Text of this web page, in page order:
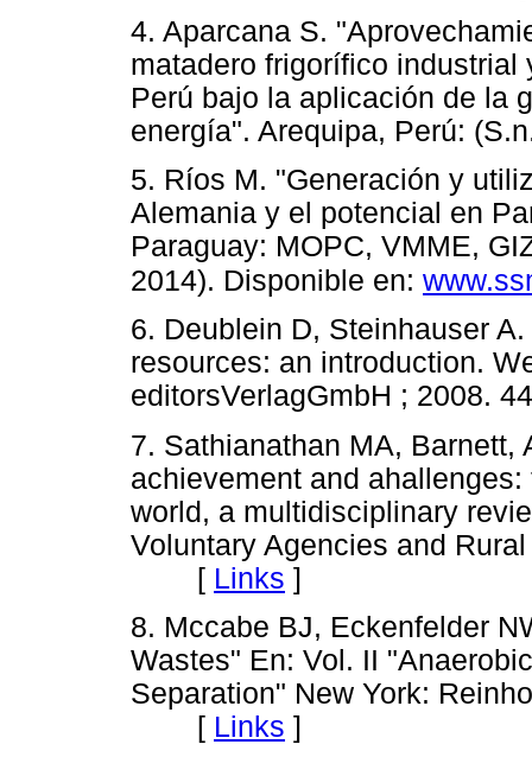
4. Aparcana S.
matadero frigorífico
Perú bajo la aplicación de la
energía". Arequipa, Perú:
5. Ríos M. "Generación y
Alemania y el potencial en
Paraguay: MOPC, VMME,
2014). Disponible en:
6. Deublein D, Steinhauser
resources: an introduction.
editorsVerlagGmbH ;
7. Sathianathan MA, Barnett,
achievement and
world, a multidisciplinary
Voluntary Agencies and
[ Links ]
8. Mccabe BJ, Eckenfelder
Wastes" En: Vol. II
Separation" New York:
[ Links ]